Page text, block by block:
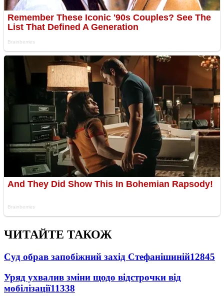
ЧИТАЙТЕ ТАКОЖ
Суд обрав запобіжний захід Стефанішиній12845
Уряд ухвалив зміни щодо відстрочки від
мобілізації11338